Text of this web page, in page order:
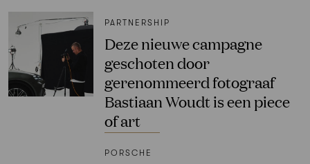
PARTNERSHIP
Deze nieuwe campagne
geschoten door
gerenommeerd fotograaf
Bastiaan Woudt is een piece
of art
PORSCHE